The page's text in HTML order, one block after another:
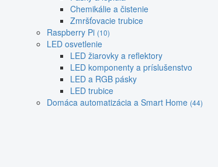
Chemikálie a čistenie
Zmršťovacie trubice
Raspberry Pi (10)
LED osvetlenie
LED žiarovky a reflektory
LED komponenty a príslušenstvo
LED a RGB pásky
LED trubice
Domáca automatizácia a Smart Home (44)